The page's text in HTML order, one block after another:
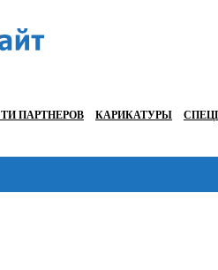
ПАРТНЕРОВ КАРИКАТУРЫ